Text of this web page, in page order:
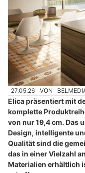
27.05.26 VON
Elica präsentiert mit
komplette
von nur 19,4 cm. Das
Design, intelligente
Qualität sind die
das in einer Vielzahl
Materialien erhältlich